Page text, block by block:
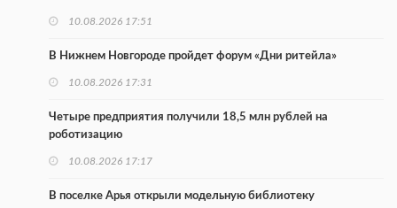
10.08.2026 17:51
В Нижнем Новгороде пройдет форум «Дни ритейла»
10.08.2026 17:31
Четыре предприятия получили 18,5 млн рублей на
роботизацию
10.08.2026 17:17
В поселке Арья открыли модельную библиотеку